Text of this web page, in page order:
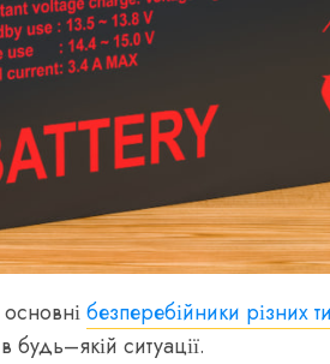
безперебійники різних
будь–якій ситуації.